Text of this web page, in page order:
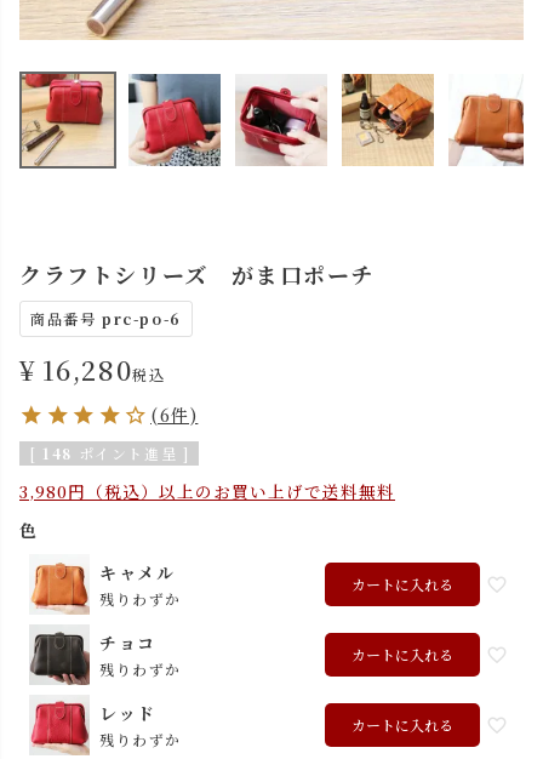
クラフトシリーズ がま口ポーチ
商品番号 prc-po-6
¥ 16,280税込
(6件)
[ 148 ポイント進呈 ]
3,980円（税込）以上のお買い上げで送料無料
色
キャメル
残りわずか
カートに入れる
チョコ
残りわずか
カートに入れる
レッド
残りわずか
カートに入れる